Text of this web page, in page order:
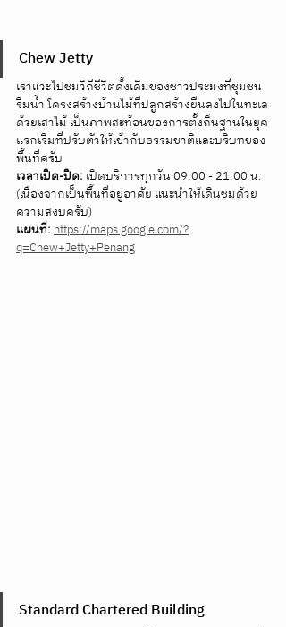
Chew Jetty
เราแวะไปชมวิถีชีวิตดั้งเดิมของชาวประมงที่ชุมชน
ริมน้ำ โครงสร้างบ้านไม้ที่ปลูกสร้างยื่นลงไปในทะเล
ด้วยเสาไม้ เป็นภาพสะท้อนของการตั้งถิ่นฐานในยุค
แรกเริ่มที่ปรับตัวให้เข้ากับธรรมชาติและบริบทของ
พื้นที่ครับ
เวลาเปิด-ปิด: เปิดบริการทุกวัน 09:00 - 21:00 น.
(เนื่องจากเป็นพื้นที่อยู่อาศัย แนะนำให้เดินชมด้วย
ความสงบครับ)
แผนที่:https://maps.google.com/?
q=Chew+Jetty+Penang
Standard Chartered Building